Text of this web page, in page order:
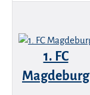
1. FC
Magdeburg